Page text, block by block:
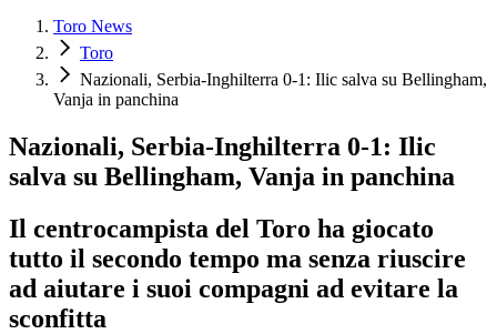
Toro News
Toro
Nazionali, Serbia-Inghilterra 0-1: Ilic salva su Bellingham,
Vanja in panchina
Nazionali, Serbia-Inghilterra 0-1: Ilic
salva su Bellingham, Vanja in panchina
Il centrocampista del Toro ha giocato
tutto il secondo tempo ma senza riuscire
ad aiutare i suoi compagni ad evitare la
sconfitta